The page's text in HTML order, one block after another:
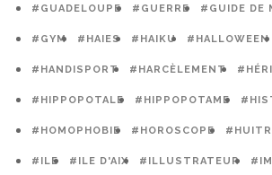
#GUADELOUPE #GUERRE #GUIDE DE
#GYM #HAIES #HAIKU #HALLOWEEN
#HANDISPORT #HARCÈLEMENT
#HIPPOPOTALE #HIPPOPOTAME
#HOMOPHOBIE #HOROSCOPE
#ILE #ILE D'AIX #ILLUSTRATEUR